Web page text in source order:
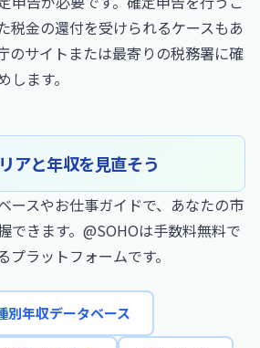
税金の還付を受けられるケースもあ
のサイトまたは最寄りの税務署に確
ます。
アと年収を見直そう
ースやお仕事ガイドで、あなたの市
できます。@SOHOは手数料無料で
ラットフォームです。
別年収データベース